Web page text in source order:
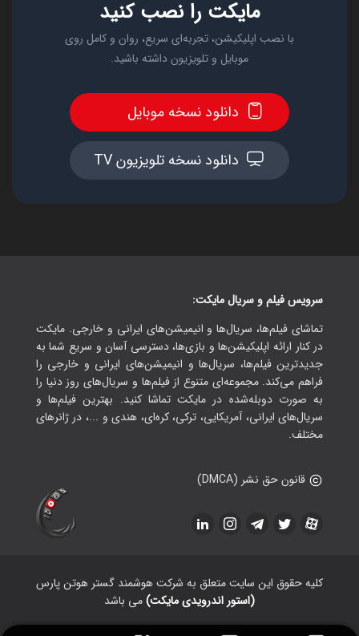
مایکت را نصب کنید
با نصب اپلیکیشن، تجربه‌ای سریع، روان و کامل روی
موبایل و تلویزیون داشته باشید.
دانلود نسخه موبایل
دانلود نسخه تلویزیون TV
سرویس فیلم و سریال مایکت:
تماشای فیلم‌ها، سریال‌ها و انیمیشن‌های ایرانی و خارجی. مایکت
در کنار ارائه اپلیکیشن‌ها و بازی‌ها، دسترسی آسان و سریع شما به
جدیدترین فیلم‌ها، سریال‌ها و انیمیشن‌های ایرانی و خارجی را
فراهم می‌کند. مجموعه‌ای متنوع از فیلم‌ها و سریال‌های روز دنیا را
به صورت دوبله‌شده در مایکت تماشا کنید. بهترین فیلم‌ها و
سریال‌های ایرانی، آمریکایی، ترکی، کره‌ای، هندی و ...، در ژانرهای
مختلف.
قانون حق نشر (DMCA)
کلیه حقوق این سایت متعلق به شرکت هوشمند گستر هوتن پارس
(استور اندرویدی مایکت)می باشد